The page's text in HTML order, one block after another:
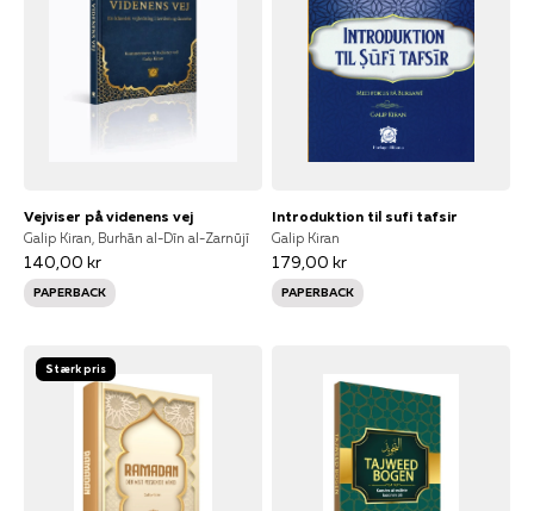
Vejviser på videnens vej
Galip Kiran, Burhān al-Dīn al-Zarnūjī
140,00 kr
PAPERBACK
Introduktion til sufi tafsir
Galip Kiran
179,00 kr
PAPERBACK
Stærk pris